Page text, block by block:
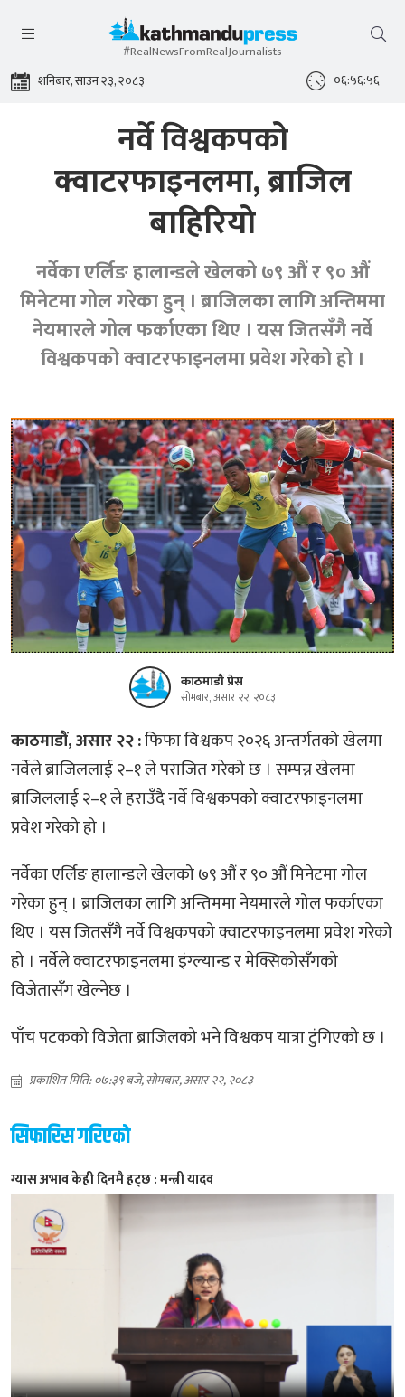
#RealNewsFromRealJournalists
शनिबार, साउन २३, २०८३ ०६:५६:५६
नर्वे विश्वकपको
क्वाटरफाइनलमा, ब्राजिल
बाहिरियो
नर्वेका एर्लिङ हालान्डले खेलको ७९ औं र ९० औं
मिनेटमा गोल गरेका हुन् । ब्राजिलका लागि अन्तिममा
नेयमारले गोल फर्काएका थिए । यस जितसँगै नर्वे
विश्वकपको क्वाटरफाइनलमा प्रवेश गरेको हो ।
काठमाडौं प्रेस
सोमबार, असार २२, २०८३
काठमाडौं, असार २२ :फिफा विश्वकप २०२६ अन्तर्गतको खेलमा
नर्वेले ब्राजिललाई २–१ ले पराजित गरेको छ । सम्पन्न खेलमा
ब्राजिललाई २–१ ले हराउँदै नर्वे विश्वकपको क्वाटरफाइनलमा
प्रवेश गरेको हो ।
नर्वेका एर्लिङ हालान्डले खेलको ७९ औं र ९० औं मिनेटमा गोल
गरेका हुन् । ब्राजिलका लागि अन्तिममा नेयमारले गोल फर्काएका
थिए । यस जितसँगै नर्वे विश्वकपको क्वाटरफाइनलमा प्रवेश गरेको
हो । नर्वेले क्वाटरफाइनलमा इंग्ल्यान्ड र मेक्सिकोसँगको
विजेतासँग खेल्नेछ ।
पाँच पटकको विजेता ब्राजिलको भने विश्वकप यात्रा टुंगिएको छ ।
प्रकाशित मिति: ०७:३९ बजे, सोमबार, असार २२, २०८३
सिफारिस गरिएको
ग्यास अभाव केही दिनमै हट्छ : मन्त्री यादव